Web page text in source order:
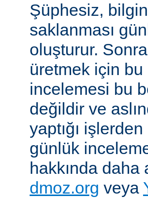
Şüphesiz,
saklanması
oluşturur.
üretmek için
incelemesi bu
değildir ve
yaptığı
günlük
hakkında daha
dmoz.org veya